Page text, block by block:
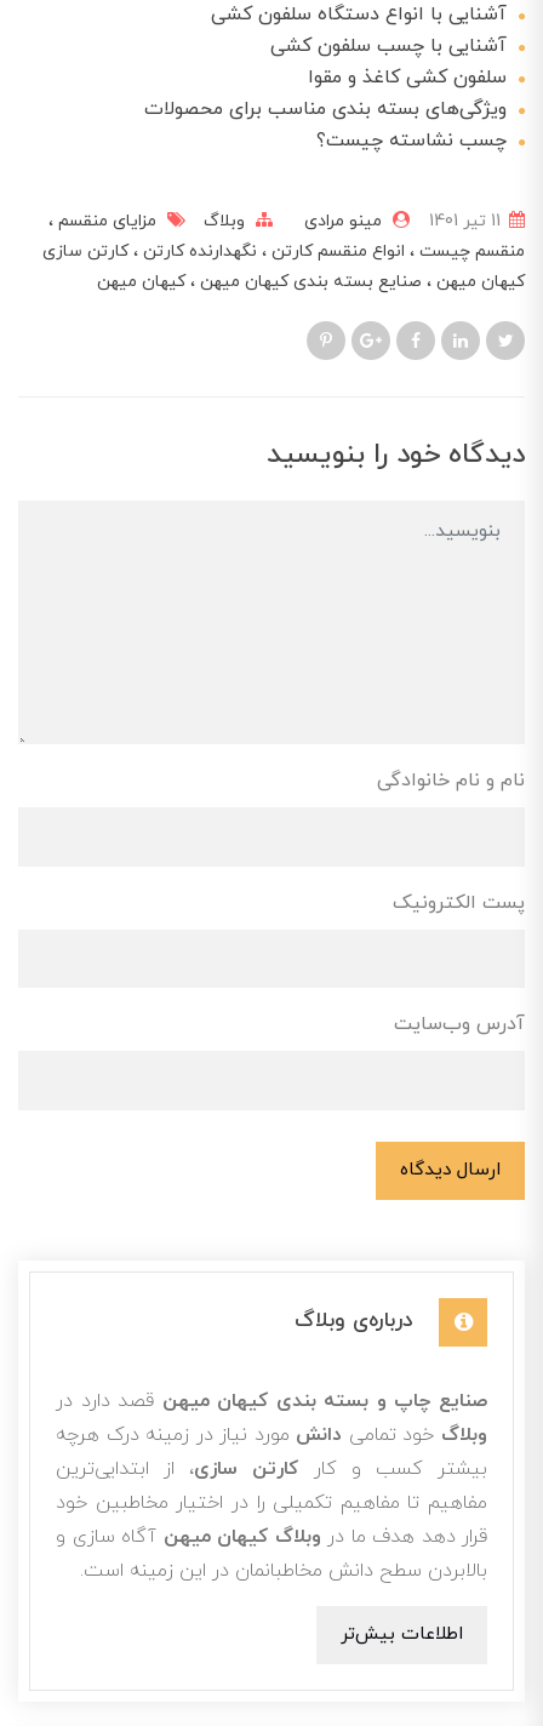
آشنایی با انواع دستگاه‌ سلفون کشی
آشنایی با چسب سلفون کشی
سلفون کشی کاغذ و مقوا
ویژگی‌های بسته بندی مناسب برای محصولات
چسب نشاسته چیست؟
مینو مرادی وبلاگ
مزایای منقسم
منقسم چیست
انواع منقسم کارتن نگهدارنده کارتن
کارتن سازی
کیهان میهن
صنایع بسته بندی کیهان میهن کیهان میهن
دیدگاه خود را بنویسید
نام و نام خانوادگی
پست الکترونیک
آدرس وب‌سایت
ارسال دیدگاه
درباره‌ی وبلاگ
صنایع چاپ و بسته بندی کیهان میهن قصد دارد در
وبلاگ خود تمامی دانش مورد نیاز در زمینه درک هرچه
بیشتر کسب و کار کارتن سازی، از ابتدایی‌ترین
مفاهیم تا مفاهیم تکمیلی را در اختیار مخاطبین خود
قرار دهد هدف ما در وبلاگ کیهان میهن آگاه سازی و
بالابردن سطح دانش مخاطبانمان در این زمینه است.
اطلاعات بیش‌تر